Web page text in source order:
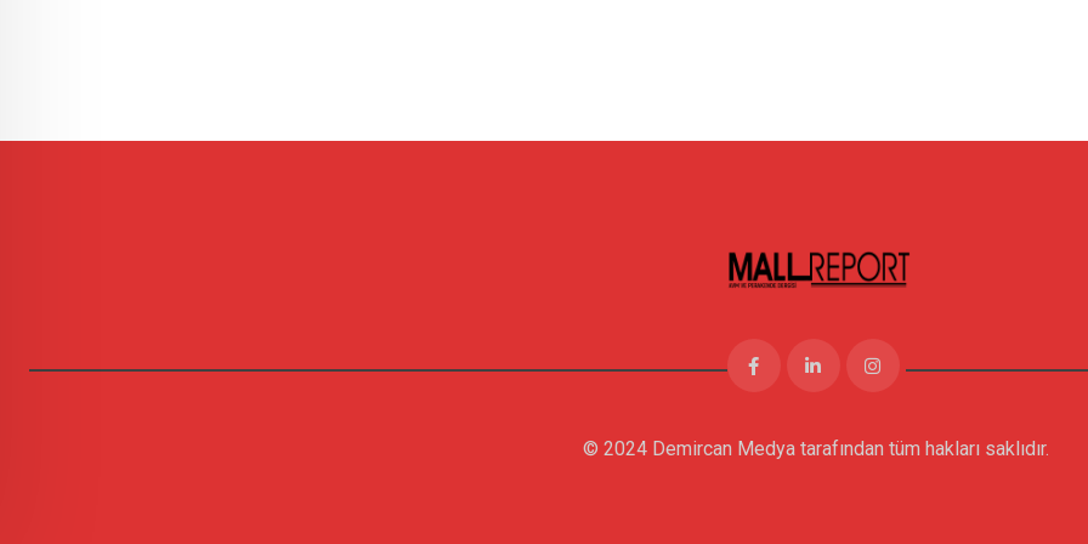
© 2024 Demircan Medya tarafından tüm hakları saklıdır.